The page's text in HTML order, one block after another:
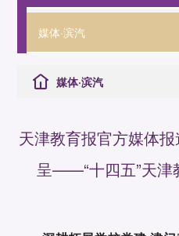
媒体·滨汽
媒体·滨汽
天津教育报官方媒体
呈——“十四五”天津